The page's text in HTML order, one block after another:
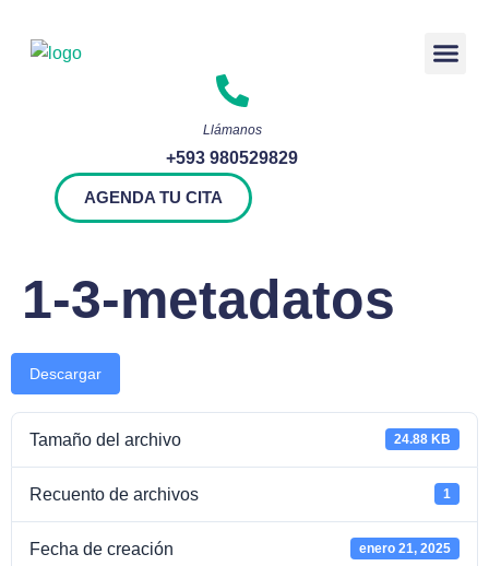
Llámanos
+593 980529829
AGENDA TU CITA
1-3-metadatos
Descargar
Tamaño del archivo 24.88 KB
Recuento de archivos 1
Fecha de creación enero 21, 2025